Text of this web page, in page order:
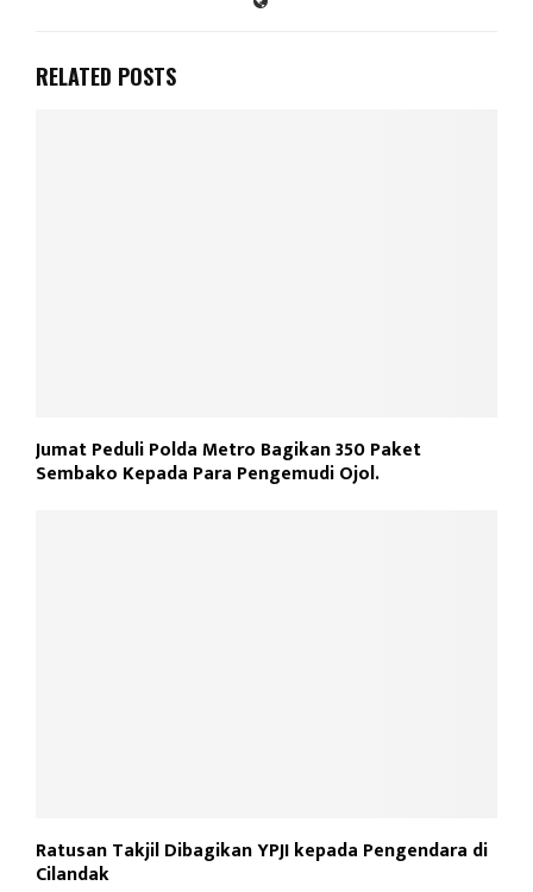
RELATED POSTS
Jumat Peduli Polda Metro Bagikan 350 Paket
Sembako Kepada Para Pengemudi Ojol.
Ratusan Takjil Dibagikan YPJI kepada Pengendara di
Cilandak